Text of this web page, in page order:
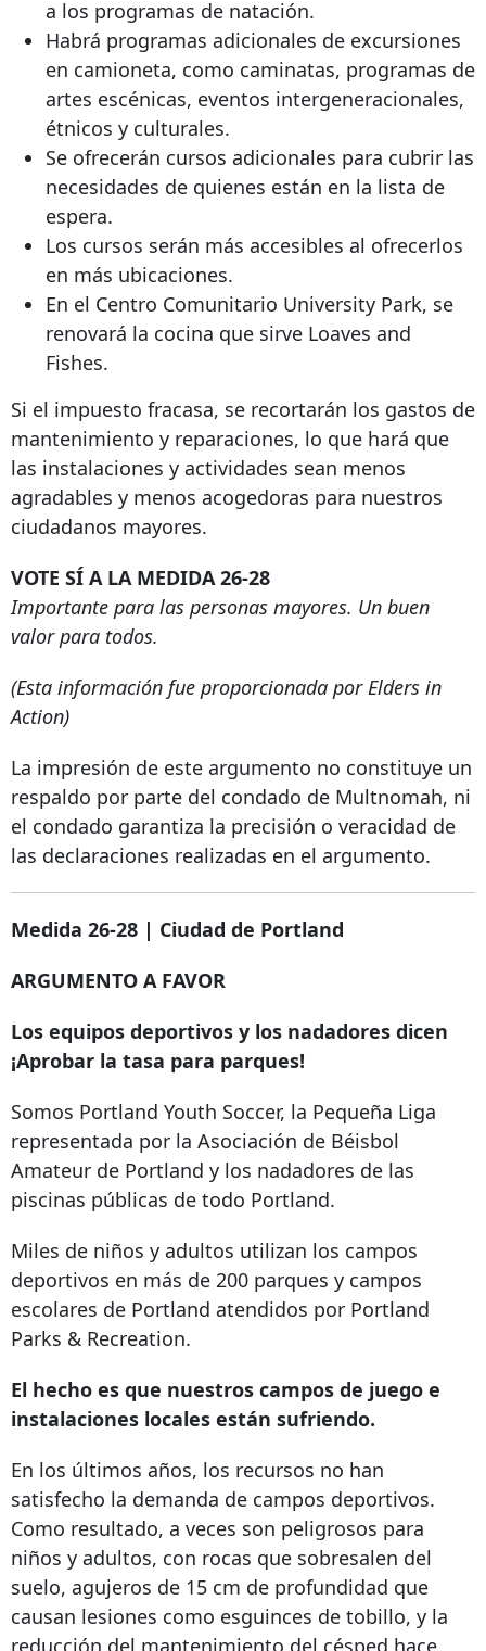
a los programas de natación.
Habrá programas adicionales de excursiones
en camioneta, como caminatas, programas de
artes escénicas, eventos intergeneracionales,
étnicos y culturales.
Se ofrecerán cursos adicionales para cubrir las
necesidades de quienes están en la lista de
espera.
Los cursos serán más accesibles al ofrecerlos
en más ubicaciones.
En el Centro Comunitario University Park, se
renovará la cocina que sirve Loaves and
Fishes.
Si el impuesto fracasa, se recortarán los gastos de
mantenimiento y reparaciones, lo que hará que
las instalaciones y actividades sean menos
agradables y menos acogedoras para nuestros
ciudadanos mayores.
VOTE SÍ A LA MEDIDA 26-28
Importante para las personas mayores. Un buen
valor para todos.
(Esta información fue proporcionada por Elders in
Action)
La impresión de este argumento no constituye un
respaldo por parte del condado de Multnomah, ni
el condado garantiza la precisión o veracidad de
las declaraciones realizadas en el argumento.
Medida 26-28 | Ciudad de Portland
ARGUMENTO A FAVOR
Los equipos deportivos y los nadadores dicen
¡Aprobar la tasa para parques!
Somos Portland Youth Soccer, la Pequeña Liga
representada por la Asociación de Béisbol
Amateur de Portland y los nadadores de las
piscinas públicas de todo Portland.
Miles de niños y adultos utilizan los campos
deportivos en más de 200 parques y campos
escolares de Portland atendidos por Portland
Parks & Recreation.
El hecho es que nuestros campos de juego e
instalaciones locales están sufriendo.
En los últimos años, los recursos no han
satisfecho la demanda de campos deportivos.
Como resultado, a veces son peligrosos para
niños y adultos, con rocas que sobresalen del
suelo, agujeros de 15 cm de profundidad que
causan lesiones como esguinces de tobillo, y la